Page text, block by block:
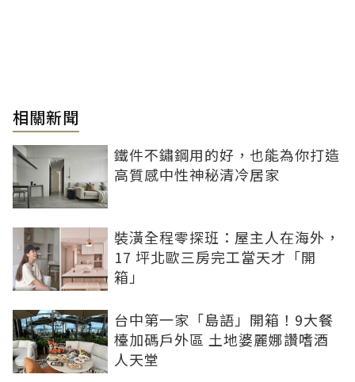
相關新聞
鐵件不鏽鋼用的好，也能為你打造
高質感中性神秘清冷居家
裝潢全程零探班：屋主人在海外，
17 坪北歐三房完工當天才「開
箱」
台中第一家「島語」開箱！9大餐
檯加碼戶外區 土地婆麗娜讚嗜酒
人天堂